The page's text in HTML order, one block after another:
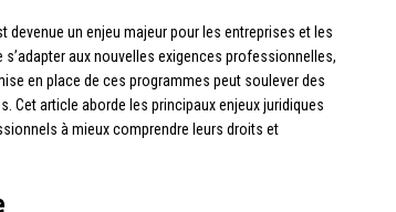
devenue un enjeu majeur pour les entreprises et les
aux nouvelles exigences professionnelles,
en place de ces programmes peut soulever des
Cet article aborde les principaux enjeux juridiques
à mieux comprendre leurs droits et